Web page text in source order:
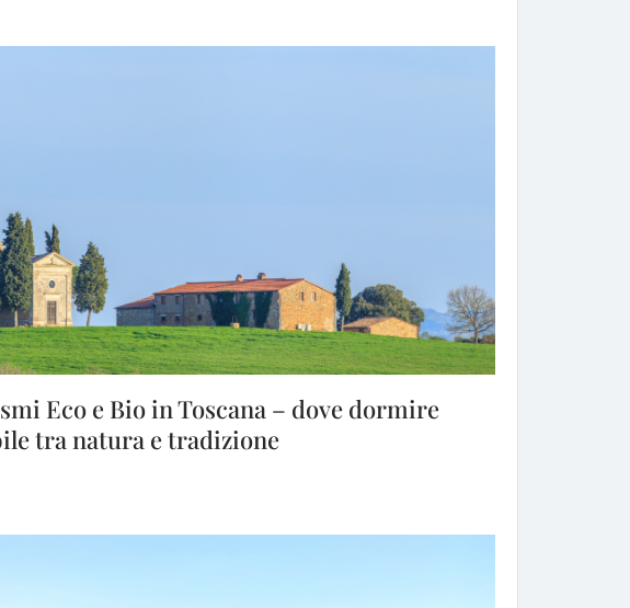
Eco e Bio in Toscana – dove dormire
tra natura e tradizione